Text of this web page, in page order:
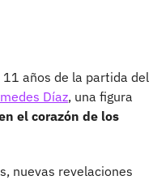
años de la partida del
Díaz, una figura
el corazón de los
nuevas revelaciones